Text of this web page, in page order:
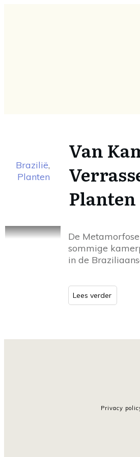
Brazilië,
Planten
Van
Planten
De
sommige
in de
Lees verder
Privacy